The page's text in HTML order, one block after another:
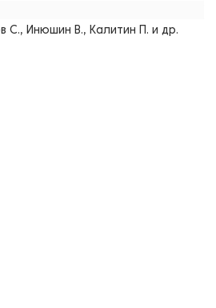
С., Инюшин В., Калитин П. и др.